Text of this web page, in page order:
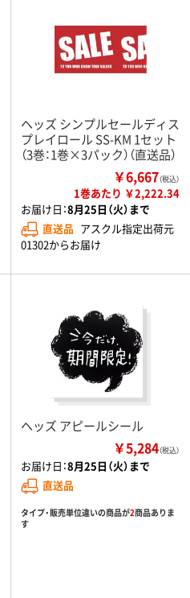
ヘッズ シンプルセールディス
プレイロール SS-KM 1セット
（3巻：1巻×3パック）（直送品）
￥6,667（税込）
1巻あたり ￥2,222.34
お届け日：8月25日（火）まで
直送品 アスクル指定出荷元
01302からお届け
ヘッズ アピールシール
￥5,284（税込）
お届け日：8月25日（火）まで
直送品
タイプ・販売単位違いの商品が2商品ありま
す